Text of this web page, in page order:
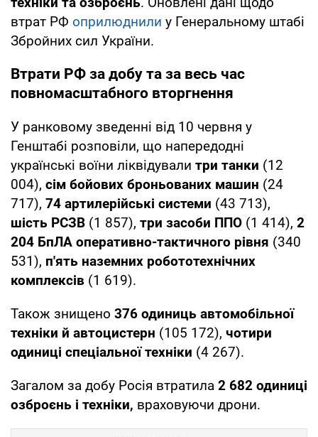
втрат РФ оприлюднили у Генеральному штабі
Збройних сил України.
Втрати РФ за добу та за весь час
повномасштабного вторгнення
У ранковому зведенні від 10 червня у
Генштабі розповіли, що напередодні
українські воїни ліквідували три танки (12
004), сім бойових броньованих машин (24
717), 74 артилерійські системи (43 713),
шість РСЗВ (1 857), три засоби ППО (1 414), 2
204 БпЛА оперативно-тактичного рівня (340
531), п'ять наземних робототехнічних
комплексів (1 619).
Також знищено 376 одиниць автомобільної
техніки й автоцистерн (105 172), чотири
одиниці спеціальної техніки (4 267).
Загалом за добу Росія втратила 2 682 одиниці
озброєнь і техніки, враховуючи дрони.